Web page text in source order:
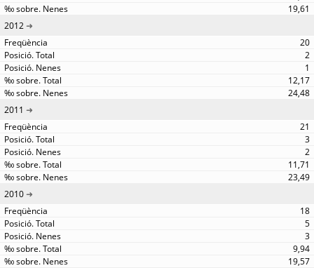
19,61
2012
20
2
1
12,17
24,48
2011
21
3
2
11,71
23,49
2010
18
5
3
9,94
19,57